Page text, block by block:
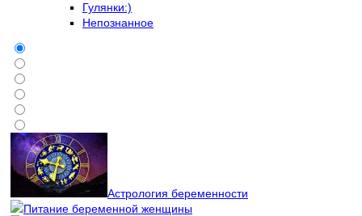
Гулянки:)
Непознанное
Астрология беременности
Питание беременной женщины